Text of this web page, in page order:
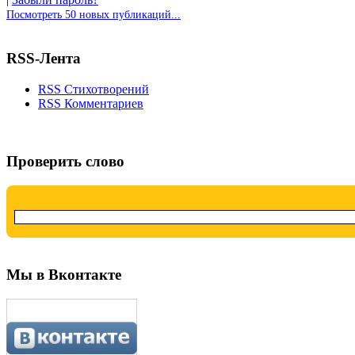
Посмотреть 50 новых публикаций...
RSS-Лента
RSS Стихотворений
RSS Комментариев
Проверить слово
Мы в Вконтакте